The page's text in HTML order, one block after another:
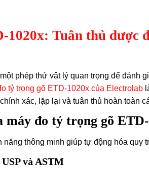
1020x: Tuân thủ dược
phép thử vật lý quan trọng để đánh
tỷ trọng gõ ETD-1020x của Electrolab
xác, lặp lại và tuân thủ hoàn toàn
máy đo tỷ trọng gõ
thông minh giúp tự động hóa quy
và ASTM